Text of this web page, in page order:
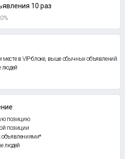
10 раз
в VIP-блоке, выше обычных объявлений.
людей
позицию
позиции
объявлениями*
людей